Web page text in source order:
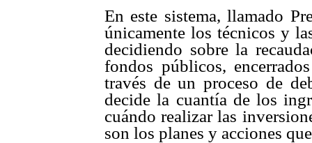
En este sistema, llamado
únicamente los técnicos y
decidiendo sobre la
fondos públicos,
través de un proceso de
decide la cuantía de los
cuándo realizar las
son los planes y acciones